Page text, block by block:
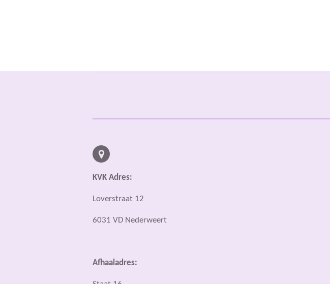
KVK Adres:
Loverstraat 12
6031 VD Nederweert
Afhaaladres: